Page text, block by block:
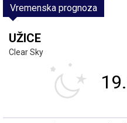
Vremenska prognoza
UŽICE
Clear Sky